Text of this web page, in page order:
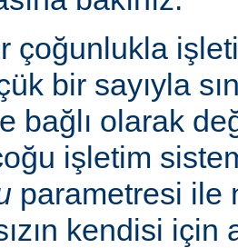
çoğunlukla
bir sayıyla
bağlı olarak
işletim
parametresi ile
kendisi için